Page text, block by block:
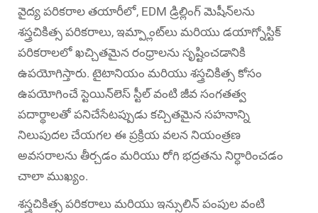
వైద్య పరికరాల తయారీలో, EDM డ్రిల్లింగ్ మెషీన్‌లను
శస్త్రచికిత్స పరికరాలు, ఇమ్ప్లాంట్‌లు మరియు డయాగ్నోస్టిక్
పరికరాలలో ఖచ్చితమైన రంధ్రాలను సృష్టించడానికి
ఉపయోగిస్తారు. టైటానియం మరియు శస్త్రచికిత్స కోసం
ఉపయోగించే స్టెయిన్‌లెస్ స్టీల్ వంటి జీవ సంగతత్వ
పదార్థాలతో పనిచేసేటప్పుడు కచ్చితమైన సహనాన్ని
నిలుపుదల చేయగల ఈ ప్రక్రియ వలన నియంత్రణ
అవసరాలను తీర్చడం మరియు రోగి భద్రతను నిర్ధారించడం
చాలా ముఖ్యం.
శస్త్రచికిత్స పరికరాలు మరియు ఇన్సులిన్ పంపుల వంటి